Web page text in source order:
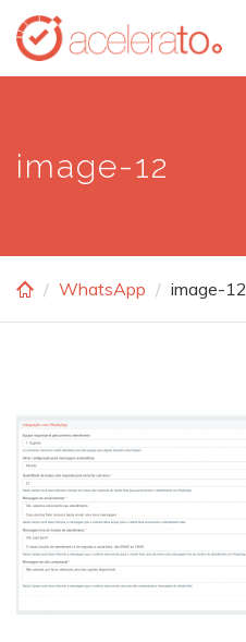
Skip
main
image-12
WhatsApp image-12